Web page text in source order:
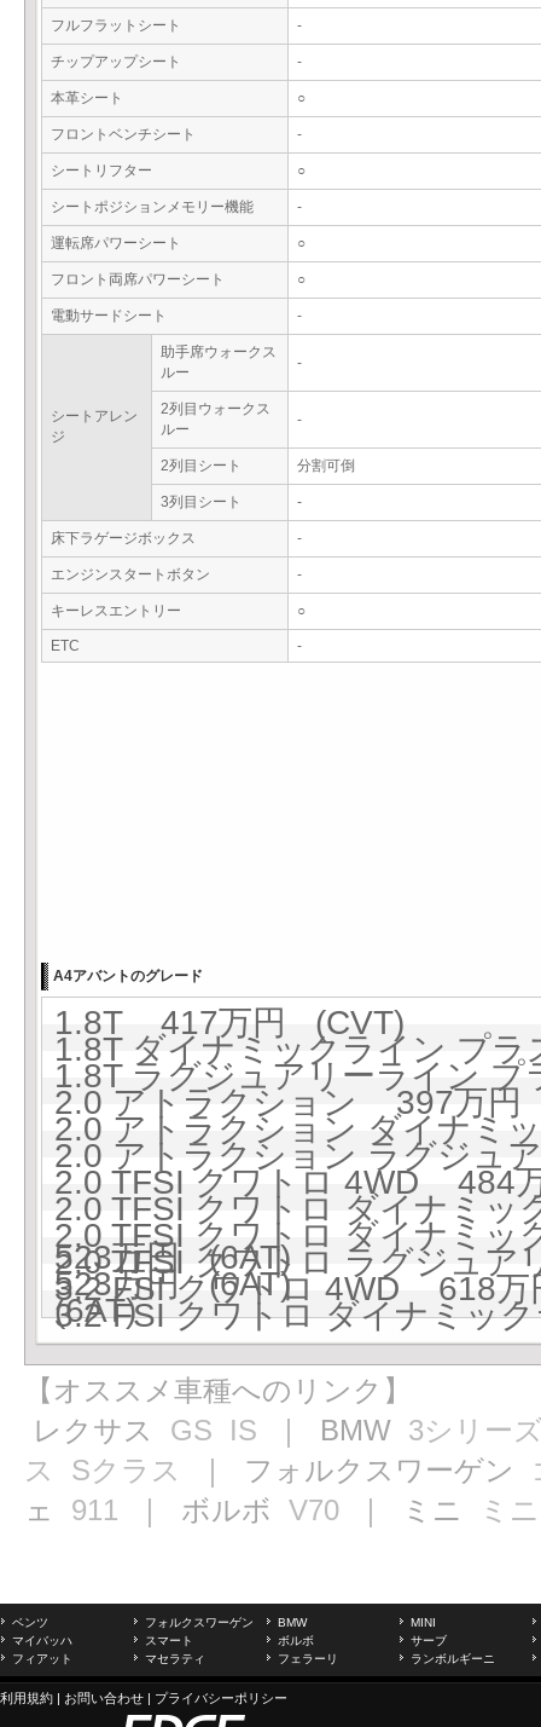
フルフラットシート -
チップアップシート -
本革シート ○
フロントベンチシート -
シートリフター ○
シートポジションメモリー機能 -
運転席パワーシート ○
フロント両席パワーシート ○
電動サードシート -
シートアレン
ジ
助手席ウォークス
ルー
-
2列目ウォークス
ルー
-
2列目シート 分割可倒
3列目シート -
床下ラゲージボックス -
エンジンスタートボタン -
キーレスエントリー ○
ETC -
A4アバントのグレード
1.8T 417万円 (CVT)
1.8T ダイナミックライン プ
1.8T ラグジュアリーライン
2.0 アトラクション 397万円
2.0 アトラクション ダイナ
2.0 アトラクション ラグジ
2.0 TFSI クワトロ 4WD 484
2.0 TFSI クワトロ ダイナミ
523万円 (6AT)
2.0 TFSI クワトロ ダイナミ
523万円 (6AT)
2.0 TFSI クワトロ ラグジュ
(6AT)
3.2 FSI クワトロ 4WD 618
3.2 FSI クワトロ ダイナミッ
【オススメ車種へのリンク】
レクサス GS IS ｜ BMW 3シリー
ス
Sクラス ｜ フォルクスワーゲン
ェ 911 ｜ ボルボ V70 ｜ ミニ ミニ
ベンツ フォルクスワーゲン BMW
MINI
マイバッハ
スマート ボルボ
サーブ
フィアット
マセラティ フェラーリ ランボルギーニ
利用規約 | お問い合わせ | プライバシーポリシー